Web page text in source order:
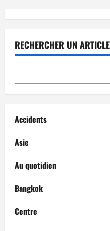
i
o
n
d
’
a
r
t
i
RECHERCHER UN ARTICLE
Accidents
Asie
Au quotidien
Bangkok
Centre